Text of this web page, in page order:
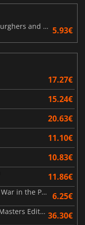
Field of Glory Kingdoms Burghers and Bombards 5.93€
17.27€
15.24€
20.63€
11.10€
10.83€
11.86€
Strategic Command WWII War in the Pacific 6.25€
Field of Glory II Medieval Masters Edition 36.30€